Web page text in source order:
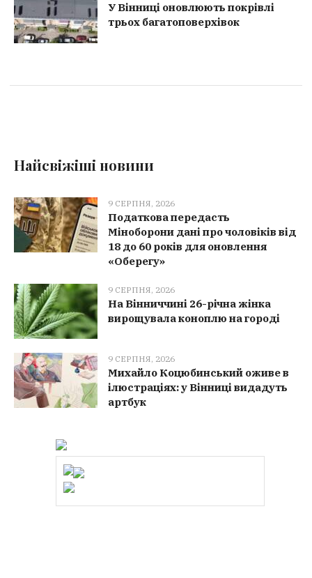
У Вінниці оновлюють покрівлі
трьох багатоповерхівок
Найсвіжіші новини
9 СЕРПНЯ, 2026
Податкова передасть
Міноборони дані про чоловіків від
18 до 60 років для оновлення
«Оберегу»
9 СЕРПНЯ, 2026
На Вінниччині 26-річна жінка
вирощувала коноплю на городі
9 СЕРПНЯ, 2026
Михайло Коцюбинський оживе в
ілюстраціях: у Вінниці видадуть
артбук